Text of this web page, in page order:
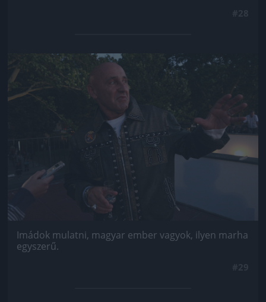
Jön még kép!
Imádok mulatni, magyar ember vagyok, ilyen marha
egyszerű.